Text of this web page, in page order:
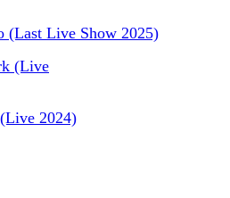
(Last Live Show 2025)
2024)